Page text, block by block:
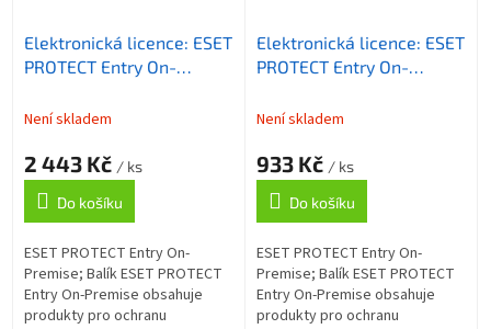
Elektronická licence: ESET
PROTECT Entry On-
roky
Není skladem
2 443 Kč / ks
Do košíku
ESET PROTECT Entry On-
Premise; Balík ESET PROTECT
Entry On-Premise obsahuje
produkty pro ochranu
Elektronická licence: ESET
PROTECT Entry On-
rok
Není skladem
933 Kč / ks
Do košíku
ESET PROTECT Entry On-
Premise; Balík ESET PROTECT
Entry On-Premise obsahuje
produkty pro ochranu